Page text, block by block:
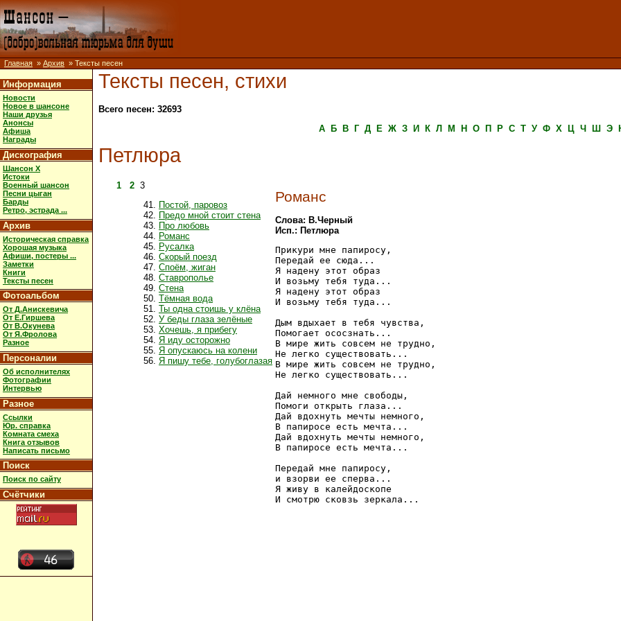
Главная » Архив » Тексты песен
Информация
Новости
Новое в шансоне
Наши друзья
Анонсы
Афиша
Награды
Дискография
Шансон X
Истоки
Военный шансон
Песни цыган
Барды
Ретро, эстрада ...
Архив
Историческая справка
Хорошая музыка
Афиши, постеры ...
Заметки
Книги
Тексты песен
Фотоальбом
От Д.Анискевича
От Е.Гиршева
От В.Окунева
От Я.Фролова
Разное
Персоналии
Об исполнителях
Фотографии
Интервью
Разное
Ссылки
Юр. справка
Комната смеха
Книга отзывов
Написать письмо
Поиск
Поиск по сайту
Счётчики
Тексты песен, стихи
Всего песен: 32693
А
Б В Г Д Е Ж З И К Л М Н О П Р С Т У Ф Х Ц Ч Ш Э
Петлюра
1 2 3
Постой, паровоз
Предо мной стоит стена
Про любовь
Романс
Русалка
Скорый поезд
Споём, жиган
Ставрополье
Стена
Тёмная вода
Ты одна стоишь у клёна
У беды глаза зелёные
Хочешь, я прибегу
Я иду осторожно
Я опускаюсь на колени
Я пишу тебе, голубоглазая
Романс
Слова: В.Черный
Исп.: Петлюра
Прикури мне папиросу,
Передай ее сюда...
Я надену этот образ
И возьму тебя туда...
Я надену этот образ
И возьму тебя туда...
Дым вдыхает в тебя чувства,
Помогает ососзнать...
В мире жить совсем не трудно,
Не легко существовать...
В мире жить совсем не трудно,
Не легко существовать...
Дай немного мне свободы,
Помоги открыть глаза...
Дай вдохнуть мечты немного,
В папиросе есть мечта...
Дай вдохнуть мечты немного,
В папиросе есть мечта...
Передай мне папиросу,
и взорви ее сперва...
Я живу в калейдоскопе
И смотрю сковзь зеркала...